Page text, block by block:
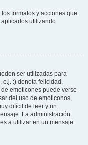
formatos y acciones que
utilizando
ser utilizadas para
e.j. :) denota felicidad,
emoticones puede verse
del uso de emoticonos,
difícil de leer y un
La administración
a utilizar en un mensaje.